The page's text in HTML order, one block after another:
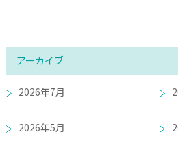
アーカイブ
2026年7月
2026年5月